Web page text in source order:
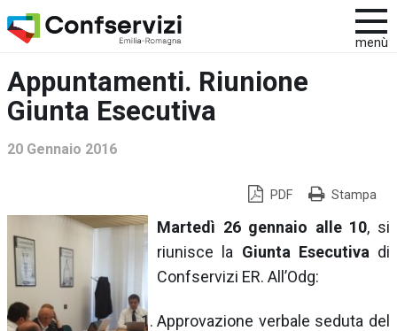
menù
Appuntamenti. Riunione
Giunta Esecutiva
20 Gennaio 2016
PDF Stampa
Martedì 26 gennaio alle 10, si
riunisce la Giunta Esecutiva di
Confservizi ER. All’Odg:
Approvazione verbale seduta del